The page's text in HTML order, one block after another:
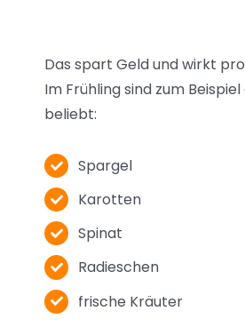
Das spart Geld und wirkt
Im Frühling sind zum
beliebt:
Spargel
Karotten
Spinat
Radieschen
frische Kräuter